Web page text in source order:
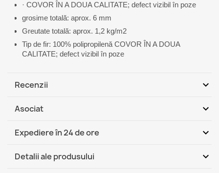
· COVOR ÎN A DOUA CALITATE; defect vizibil în poze
grosime totală: aprox. 6 mm
Greutate totală: aprox. 1,2 kg/m2
Tip de fir: 100% polipropilenă COVOR ÎN A DOUA
CALITATE; defect vizibil în poze
Recenzii expand_more
Asociat expand_more
Expediere în 24 de ore expand_more
(COD)
Detalii ale produsului expand_more